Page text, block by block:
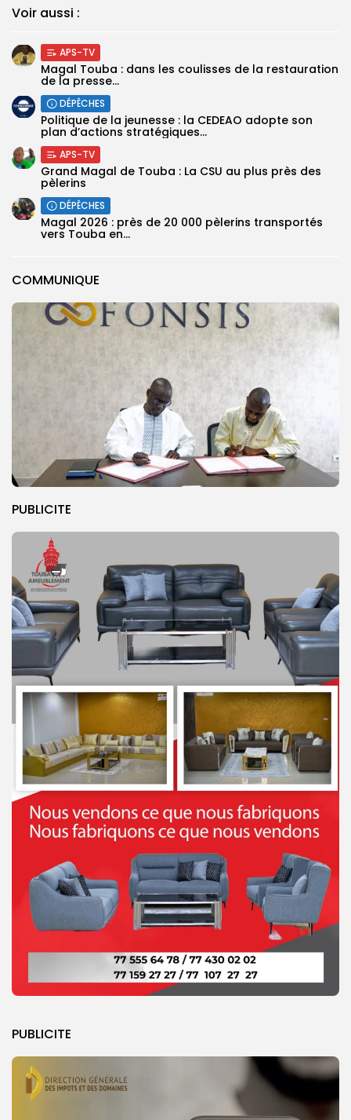
COMMUNIQUE
PUBLICITE
PUBLICITE
Voir aussi :
APS-TV
Magal Touba : dans les coulisses de la restauration
de la presse...
DÉPÊCHES
Politique de la jeunesse : la CEDEAO adopte son
plan d’actions stratégiques...
APS-TV
Grand Magal de Touba : La CSU au plus près des
pèlerins
DÉPÊCHES
Magal 2026 : près de 20 000 pèlerins transportés
vers Touba en...